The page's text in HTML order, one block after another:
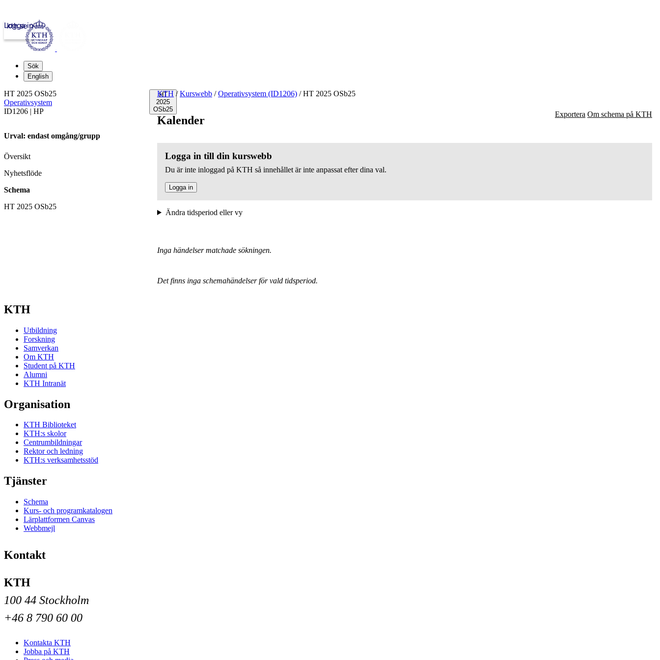
kth.se
Logga in
Sök
English
HT
2025
OSb25
KTH / Kurswebb / Operativsystem (ID1206) /HT 2025 OSb25
Kalender Exportera Om schema på KTH
Logga in till din kurswebb
Du är inte inloggad på KTH så innehållet är inte anpassat efter dina val.
Logga in
Ändra tidsperiod eller vy
Inga händelser matchade sökningen.
Det finns inga schemahändelser för vald tidsperiod.
HT 2025 OSb25
Operativsystem
ID1206 | HP
Urval: endast omgång/grupp
Översikt
Nyhetsflöde
Schema
HT 2025 OSb25
KTH
Utbildning
Forskning
Samverkan
Om KTH
Student på KTH
Alumni
KTH Intranät
Organisation
KTH Biblioteket
KTH:s skolor
Centrumbildningar
Rektor och ledning
KTH:s verksamhetsstöd
Tjänster
Schema
Kurs- och programkatalogen
Lärplattformen Canvas
Webbmejl
Kontakt
KTH
100 44 Stockholm
+46 8 790 60 00
Kontakta KTH
Jobba på KTH